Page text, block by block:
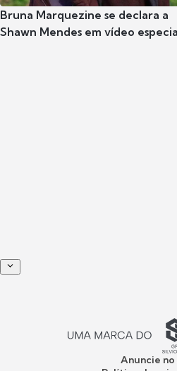
Bruna Marquezine se declara a
Shawn Mendes em vídeo
Anuncie no